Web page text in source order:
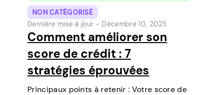
NON CATÉGORISÉ
Dernière mise à jour - Décembre 10, 2025
Comment améliorer son
score de crédit : 7
stratégies éprouvées
Principaux points à retenir : Votre score de